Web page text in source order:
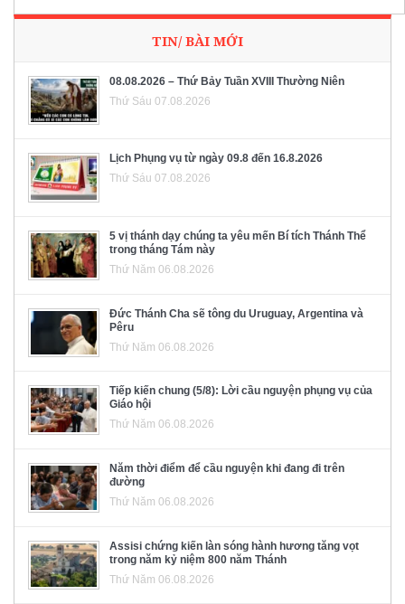
TIN/ BÀI MỚI
08.08.2026 – Thứ Bảy Tuần XVIII Thường Niên
Thứ Sáu 07.08.2026
Lịch Phụng vụ từ ngày 09.8 đến 16.8.2026
Thứ Sáu 07.08.2026
5 vị thánh dạy chúng ta yêu mến Bí tích Thánh Thể
trong tháng Tám này
Thứ Năm 06.08.2026
Đức Thánh Cha sẽ tông du Uruguay, Argentina và
Pêru
Thứ Năm 06.08.2026
Tiếp kiến chung (5/8): Lời cầu nguyện phụng vụ của
Giáo hội
Thứ Năm 06.08.2026
Năm thời điểm để cầu nguyện khi đang đi trên
đường
Thứ Năm 06.08.2026
Assisi chứng kiến làn sóng hành hương tăng vọt
trong năm kỷ niệm 800 năm Thánh
Thứ Năm 06.08.2026